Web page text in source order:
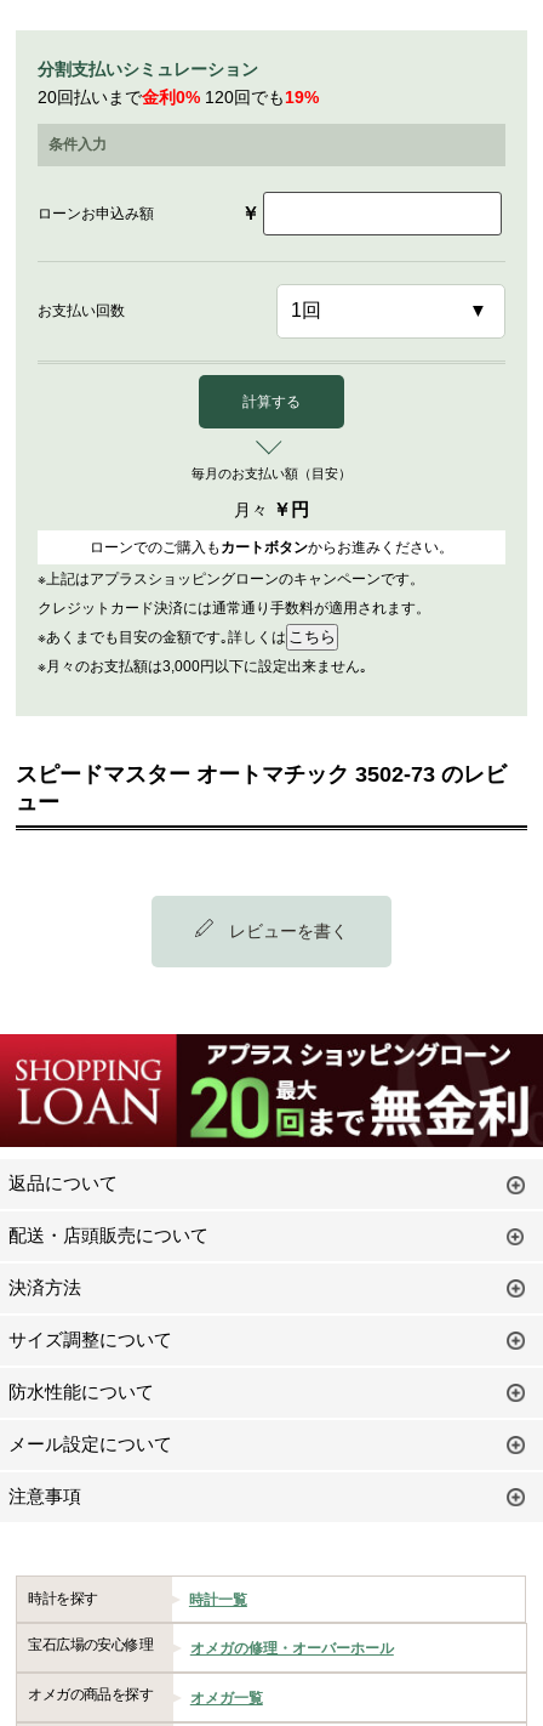
分割支払いシミュレーション
20回払いまで金利0% 120回でも19%
条件入力
ローンお申込み額 ￥
お支払い回数
計算する
毎月のお支払い額（目安）
月々 ￥ 円
ローンでのご購入も カートボタンからお進みください。
※上記はアプラスショッピングローンのキャンペーンです。
クレジットカード決済には通常通り手数料が適用されます。
※あくまでも目安の金額です｡詳しくは
※月々のお支払額は3,000円以下に設定出来ません｡
スピードマスター オートマチック 3502-73 のレビ
ュー
レビューを書く
返品について
配送・店頭販売について
決済方法
サイズ調整について
防水性能について
メール設定について
注意事項
時計を探す 時計一覧
宝石広場の安心修理 オメガの修理・オーバーホール
オメガの商品を探す オメガ一覧